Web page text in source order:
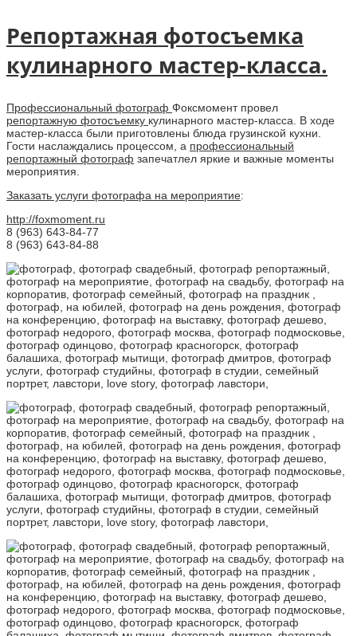
Репортажная фотосъемка
кулинарного мастер-класса.
Профессиональный фотограф Фоксмомент провел
репортажную фотосъемку кулинарного мастер-класса. В ходе
мастер-класса были приготовлены блюда грузинской кухни.
Гости наслаждались процессом, а профессиональный
репортажный фотограф запечатлел яркие и важные моменты
мероприятия.
Заказать услуги фотографа на мероприятие:
http://foxmoment.ru
8 (963) 643-84-77
8 (963) 643-84-88